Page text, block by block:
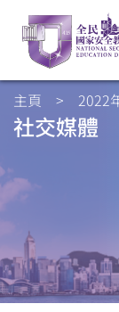
主頁 > 2022
社交媒體